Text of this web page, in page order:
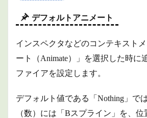
デフォルトアニメート
インスペクタなどのコンテキスト
ート（Animate）」を選択した時に
ファイアを設定します。
デフォルト値である「Nothing」で
（数）には「Bスプライン」を、